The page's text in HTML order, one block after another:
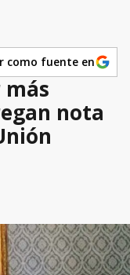
como fuente en
nota